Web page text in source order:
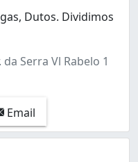
Dutos. Dividimos
Serra Vl Rabelo 1
Email